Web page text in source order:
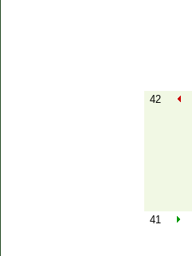
42
41